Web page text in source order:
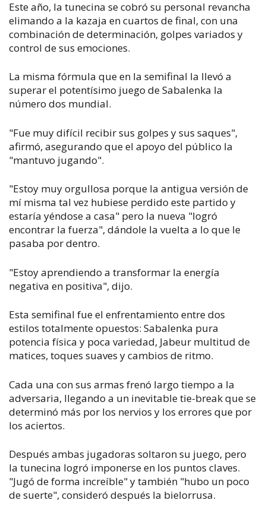
Este año, la tunecina se cobró su personal revancha
elimando a la kazaja en cuartos de final, con una
combinación de determinación, golpes variados y
control de sus emociones.
La misma fórmula que en la semifinal la llevó a
superar el potentísimo juego de Sabalenka la
número dos mundial.
"Fue muy difícil recibir sus golpes y sus saques",
afirmó, asegurando que el apoyo del público la
"mantuvo jugando".
"Estoy muy orgullosa porque la antigua versión de
mí misma tal vez hubiese perdido este partido y
estaría yéndose a casa" pero la nueva "logró
encontrar la fuerza", dándole la vuelta a lo que le
pasaba por dentro.
"Estoy aprendiendo a transformar la energía
negativa en positiva", dijo.
Esta semifinal fue el enfrentamiento entre dos
estilos totalmente opuestos: Sabalenka pura
potencia física y poca variedad, Jabeur multitud de
matices, toques suaves y cambios de ritmo.
Cada una con sus armas frenó largo tiempo a la
adversaria, llegando a un inevitable tie-break que se
determinó más por los nervios y los errores que por
los aciertos.
Después ambas jugadoras soltaron su juego, pero
la tunecina logró imponerse en los puntos claves.
"Jugó de forma increíble" y también "hubo un poco
de suerte", consideró después la bielorrusa.